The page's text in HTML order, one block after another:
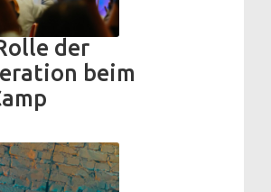
der
beim